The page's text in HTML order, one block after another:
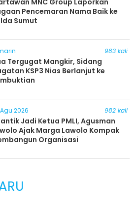
Pencemaran Nama Baik ke
Sumut
983 kali
Tergugat Mangkir, Sidang
KSP3 Nias Berlanjut ke
2026 982 kali
Jadi Ketua PMLI, Agusman
Ajak Marga Lawolo Kompak
Organisasi